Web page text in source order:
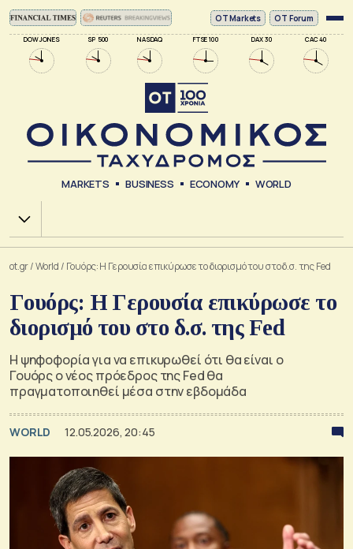
DOW JONES SP 500 NASDAQ FTSE 100 DAX 30 CAC 40
ΟΤ Markets OT Forum
MARKETS BUSINESS ECONOMY WORLD
Χ.Α.
ot.gr/World / Γουόρς: Η Γερουσία επικύρωσε το διορισμό του στο δ.σ. της Fed
Γουόρς: Η Γερουσία επικύρωσε το
διορισμό του στο δ.σ. της Fed
H ψηφοφορία για να επικυρωθεί ότι θα είναι ο
Γουόρς ο νέος πρόεδρος της Fed θα
πραγματοποιηθεί μέσα στην εβδομάδα
WORLD 12.05.2026, 20:45